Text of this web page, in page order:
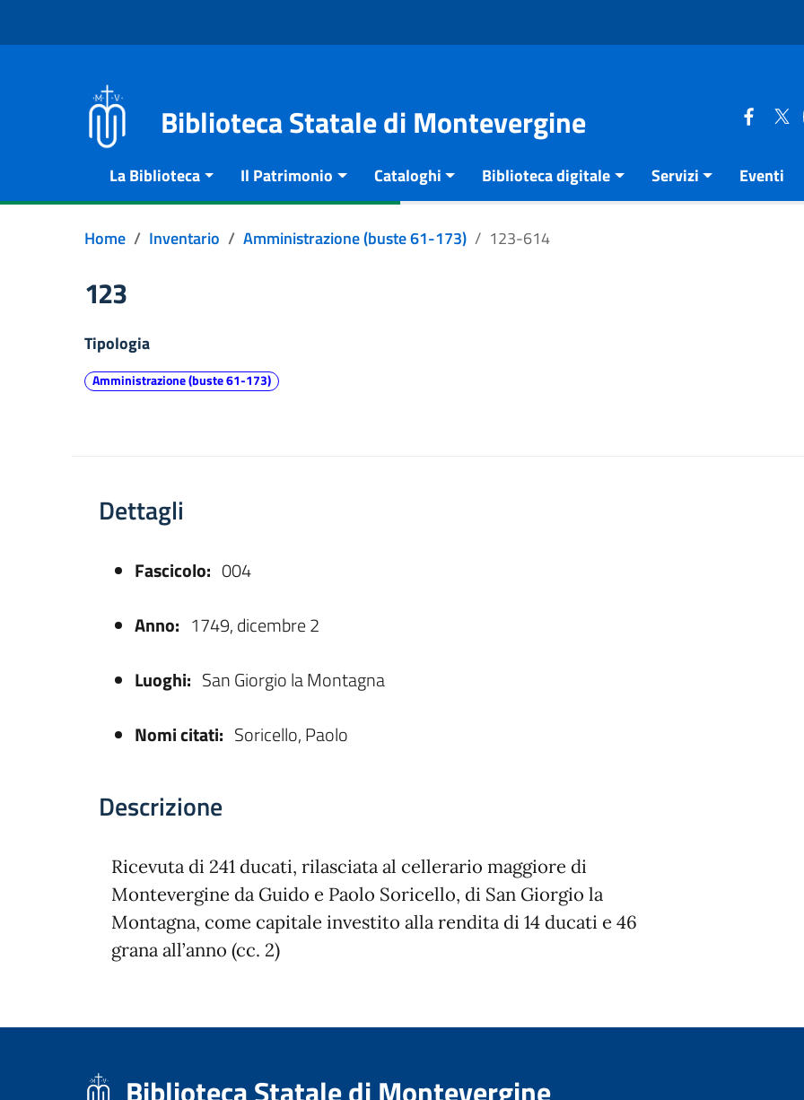
Biblioteca Statale di Montevergine
La Biblioteca Il Patrimonio Cataloghi Biblioteca digitale Servizi Eventi
Home Inventario Amministrazione (buste 61-173) 123-614
123
Tipologia
Amministrazione (buste 61-173)
Dettagli
Fascicolo: 004
Anno: 1749, dicembre 2
Luoghi: San Giorgio la Montagna
Nomi citati: Soricello, Paolo
Descrizione
Ricevuta di 241 ducati, rilasciata al cellerario maggiore di
Montevergine da Guido e Paolo Soricello, di San Giorgio la
Montagna, come capitale investito alla rendita di 14 ducati e 46
grana all’anno (cc. 2)